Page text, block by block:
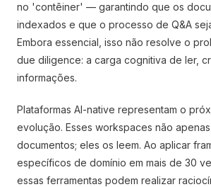
no 'contêiner' — garantindo que os
indexados e que o processo de Q&A
Embora essencial, isso não resolve o
due diligence: a carga cognitiva de ler,
informações.
Plataformas AI-native representam o
evolução. Esses workspaces não
documentos; eles os leem. Ao aplicar
específicos de domínio em mais de 30
essas ferramentas podem realizar